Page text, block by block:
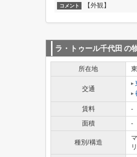
コメント 【外観】
ラ・トゥール千代田 の
所在地
交通
賃料
-
面積
-
種別/構造